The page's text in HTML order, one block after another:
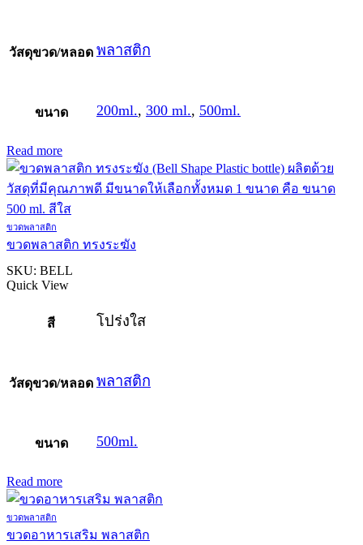
วัสดุขวด/หลอด พลาสติก
ขนาด 200ml., 300 ml., 500ml.
Read more
ขวดพลาสติก
ขวดพลาสติก ทรงระฆัง
SKU: BELL
Quick View
สี โปร่งใส
วัสดุขวด/หลอด พลาสติก
ขนาด 500ml.
Read more
ขวดพลาสติก
ขวดอาหารเสริม พลาสติก